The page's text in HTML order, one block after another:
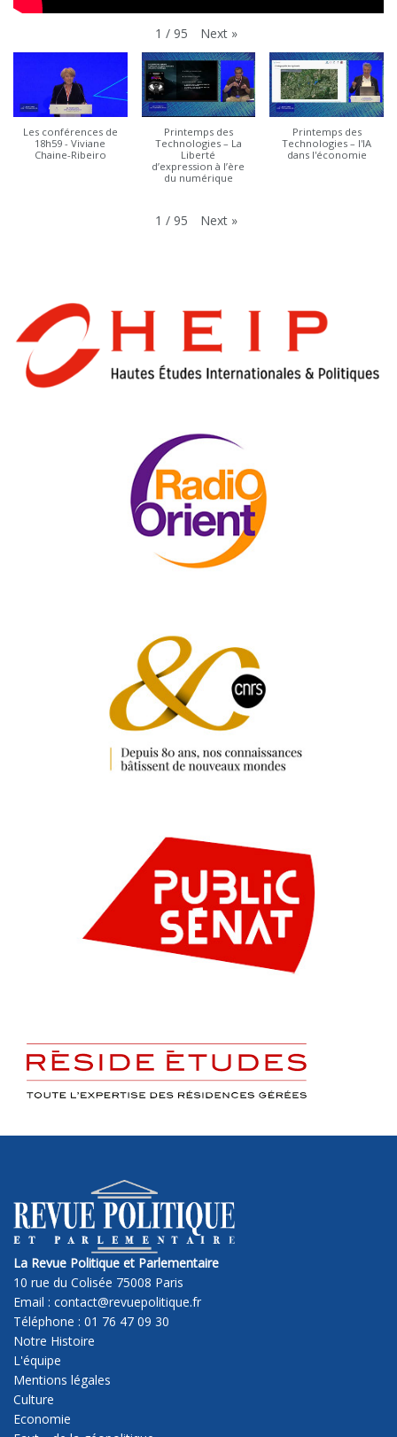
1 / 95 Next »
Les conférences de
18h59 - Viviane
Chaine-Ribeiro
Printemps des
Technologies – La
Liberté
d’expression à l’ère
du numérique
Printemps des
Technologies – l'IA
dans l'économie
1 / 95 Next »
La Revue Politique et Parlementaire
10 rue du Colisée 75008 Paris
Email : contact@revuepolitique.fr
Téléphone : 01 76 47 09 30
Notre Histoire
L'équipe
Mentions légales
Culture
Economie